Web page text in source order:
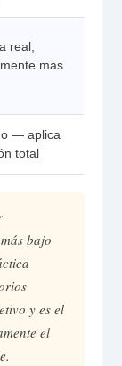
real,
más
— aplica
total
bajo
y es el
el